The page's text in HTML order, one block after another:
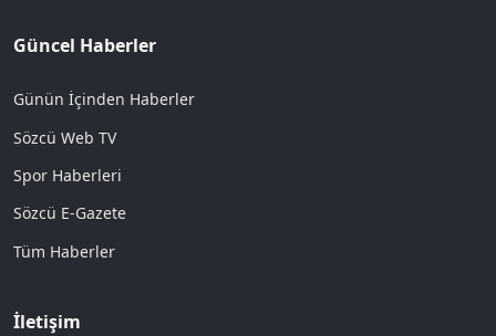
Güncel Haberler
Günün İçinden Haberler
Sözcü Web TV
Spor Haberleri
Sözcü E-Gazete
Tüm Haberler
İletişim